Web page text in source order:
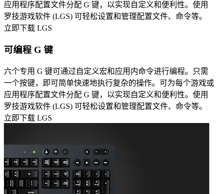
应用程序配置文件分配 G 键，以实现自定义和便利性。使用
罗技游戏软件 (LGS) 可轻松设置和管理配置文件、命令等。
立即下载 LGS
可编程 G 键
六个专用 G 键可通过自定义宏和应用内命令进行编程。只需
一个按键，即可简单快速地执行复杂的操作。可为每个游戏或
应用程序配置文件分配 G 键，以实现自定义和便利性。使用
罗技游戏软件 (LGS) 可轻松设置和管理配置文件、命令等。
立即下载 LGS